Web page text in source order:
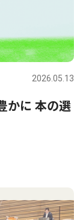
2026.05.13
かに 本の選